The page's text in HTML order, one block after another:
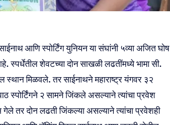
आणि स्पोर्टिंग युनियन या संघांनी ५व्या अजित घोष
स्पर्धेतील शेवटच्या दोन साखळी लढतींमध्ये भामा सी.
स्थान मिळवले. तर साईनाथने महाराष्ट्र यंगवर ३२
स्पोर्टिंगने २ सामने जिंकले असल्याने त्यांचा प्रवेश
तर दोन लढती जिंकल्या असल्याने त्यांचा प्रवेशही